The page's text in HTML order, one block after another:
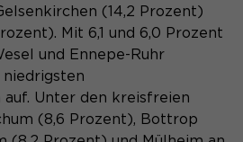
Cookies
Cookie wird beim
vorübergehend Daten der
Sitzung.
die vom Nutzer gewählte
für die automatische
der Website.
(14,2 Prozent)
Mit 6,1 und 6,0 Prozent
und Ennepe-Ruhr
Unter den kreisfreien
(8,6 Prozent), Bottrop